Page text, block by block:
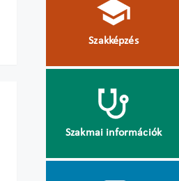
Szakképzés
Szakmai információk